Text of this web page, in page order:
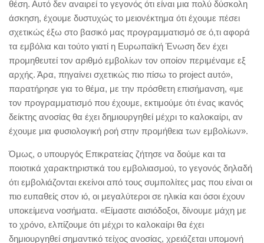
θέση. Αυτό δεν αναιρεί το γεγονός ότι είναι μια πολύ δύσκολη
άσκηση, έχουμε δυστυχώς το μειονέκτημα ότι έχουμε πέσει
σχετικώς έξω στο βασικό μας προγραμματισμό σε ό,τι αφορά
τα εμβόλια και τούτο γιατί η Ευρωπαϊκή Ένωση δεν έχει
προμηθευτεί τον αριθμό εμβολίων τον οποίον περιμέναμε εξ
αρχής. Άρα, πηγαίνει σχετικώς πιο πίσω το project αυτό»,
παρατήρησε για το θέμα, με την πρόσθετη επισήμανση, «με
τον προγραμματισμό που έχουμε, εκτιμούμε ότι ένας ικανός
δείκτης ανοσίας θα έχει δημιουργηθεί μέχρι το καλοκαίρι, αν
έχουμε μια φυσιολογική ροή στην προμήθεια των εμβολίων».
Όμως, ο υπουργός Επικρατείας ζήτησε να δούμε και τα
ποιοτικά χαρακτηριστικά του εμβολιασμού, το γεγονός δηλαδή
ότι εμβολιάζονται εκείνοι από τους συμπολίτες μας που είναι οι
πιο ευπαθείς στον ιό, οι μεγαλύτεροι σε ηλικία και όσοι έχουν
υποκείμενα νοσήματα. «Είμαστε αισιόδοξοι, δίνουμε μάχη με
το χρόνο, ελπίζουμε ότι μέχρι το καλοκαίρι θα έχει
δημιουργηθεί σημαντικό τείχος ανοσίας, χρειάζεται υπομονή